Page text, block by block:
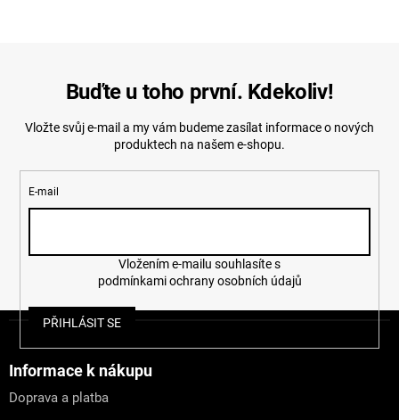
Buďte u toho první. Kdekoliv!
Vložte svůj e-mail a my vám budeme zasílat informace o nových
produktech na našem e-shopu.
E-mail
podmínkami ochrany osobních údajů
PŘIHLÁSIT SE
Informace k nákupu
Doprava a platba